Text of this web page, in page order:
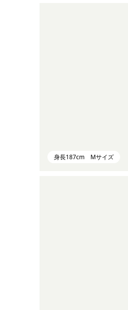
身長187cm Mサイズ